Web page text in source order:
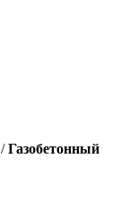
/Газобетонный